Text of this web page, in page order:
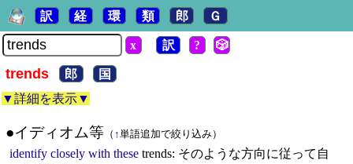
訳 経 環 類 郎 Ｇ
x 訳 ? 🎲
trends 郎
国
▼詳細を表示▼
●イディオム等（ ↑単語追加で絞り込み）
identify closely with these trends: そのような方向に従って自